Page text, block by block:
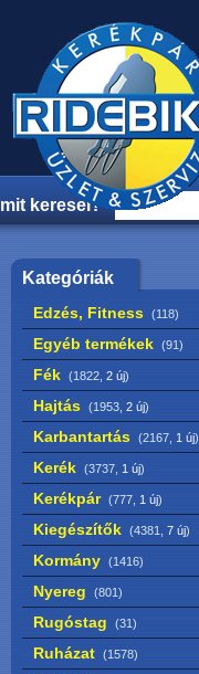
mit keresel?
Kategóriák
Edzés, Fitness (118)
Egyéb termékek (91)
Fék (1822, 2 új)
Hajtás (1953, 2 új)
Karbantartás (2167, 1 új)
Kerék (3737, 1 új)
Kerékpár (777, 1 új)
Kiegészítők (4381, 7 új)
Kormány (1416)
Nyereg (801)
Rugóstag (31)
Ruházat (1578)